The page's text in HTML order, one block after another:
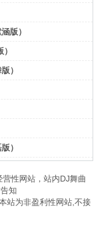
版）
）
）
性网站，站内DJ舞曲
知
站为非盈利性网站,不接